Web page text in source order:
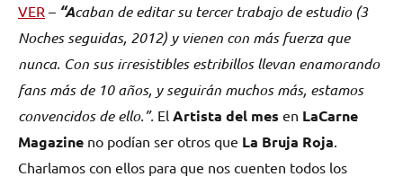
VER – “Acaban de editar su tercer trabajo de estudio (3
Noches seguidas, 2012) y vienen con más fuerza que
nunca. Con sus irresistibles estribillos llevan enamorando
fans más de 10 años, y seguirán muchos más, estamos
convencidos de ello.”. El Artista del mes en LaCarne
Magazine no podían ser otros que La Bruja Roja
Charlamos con ellos para que nos cuenten todos los